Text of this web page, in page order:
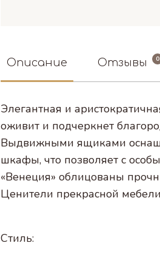
Описание Отзывы 0
Элегантная и
оживит и подчеркнет
Выдвижными ящиками
шкафы, что позволяет с
«Венеция» облицованы
Ценители прекрасной
Стиль: